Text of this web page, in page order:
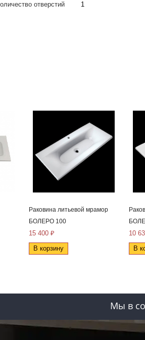
отверстий
1
Раковина литьевой мрамор
БОЛЕРО 100
15 400 ₽
В корзину
10
В
Мы в